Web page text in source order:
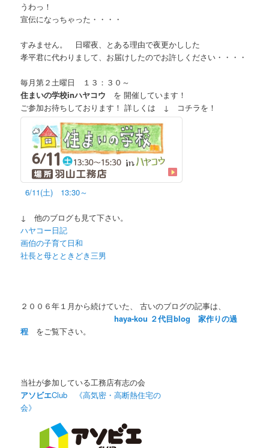
うわっ！
宣伝になっちゃった・・・・
すみません。 日曜夜、とある理由で夜更かしした
孝平君に代わりまして、お届けしたのでお許しください・・・・
毎月第２土曜日 １３：３０～
住まいの学校inハヤコウ を 開催しています！
ご参加お待ちしております！ 詳しくは ↓ コチラを！
6/11(土) 13:30～
↓ 他のブログも見て下さい。
ハヤコー日記
画伯の子育て日和
社長と母とときどき三男
２００６年１月から続けていた、 古いのブログの記事は、
haya-kou ２代目blog 家作りの過
程 をご覧下さい。
当社が参加している工務店有志の会
アソビエClub 《高気密・高断熱住宅の
会》